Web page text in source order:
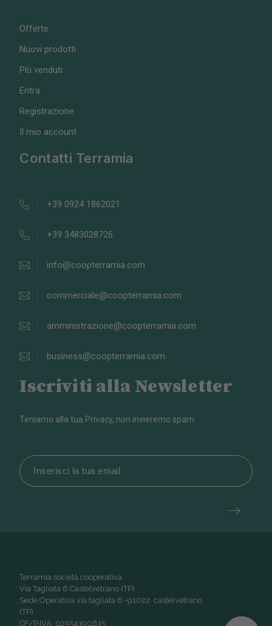
Offerte
Nuovi prodotti
Più venduti
Entra
Registrazione
Il mio account
Contatti Terramia
+39 0924 1862021
+39 3483028726
info@coopterramia.com
commerciale@coopterramia.com
amministrazione@coopterramia.com
business@coopterramia.com
Iscriviti alla Newsletter
Teniamo alla tua Privacy, non invieremo spam
Terramia società cooperativa
Via Tagliata 6 Castelvetrano (TP)
Sede Operativa via tagliata 6 -91022 castelvetrano
(TP)
CF/P.IVA: 02554190815